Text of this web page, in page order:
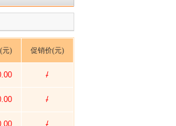
元) 促销价(元)
/
/
/